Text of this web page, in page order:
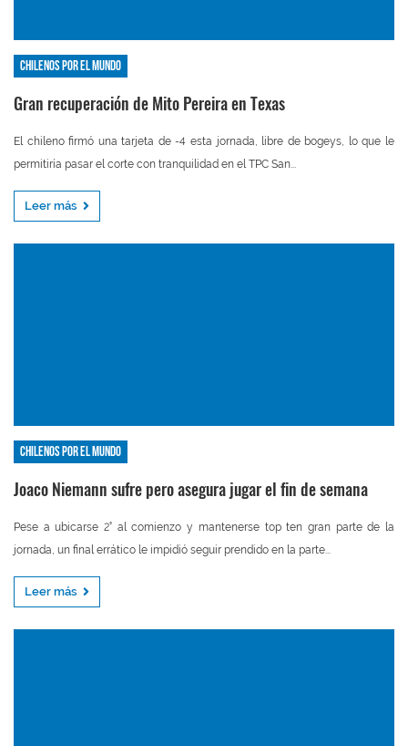
Chilenos por el mundo
Gran recuperación de Mito Pereira en Texas
El chileno firmó una tarjeta de -4 esta jornada, libre de bogeys, lo que le
permitiría pasar el corte con tranquilidad en el TPC San...
Leer más
Chilenos por el mundo
Joaco Niemann sufre pero asegura jugar el fin de semana
Pese a ubicarse 2° al comienzo y mantenerse top ten gran parte de la
jornada, un final errático le impidió seguir prendido en la parte...
Leer más